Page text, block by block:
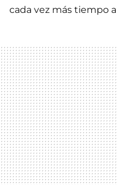
cada vez más tiempo